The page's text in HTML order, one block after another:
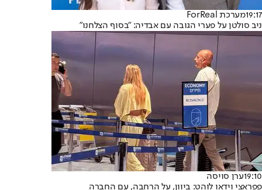
19:17מערכת ForReal
ניב סולטן על פערי הגובה עם אבדיה: "בסוף הצלחנו"
19:10ערן סויסה
פפראצי וידאו לוהט: ביוון, על הרחבה, עם החברה